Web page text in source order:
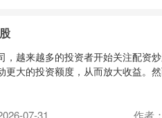
越来越多的投资者开始关注配资
大的投资额度，从而放大收益。
07-31
作者